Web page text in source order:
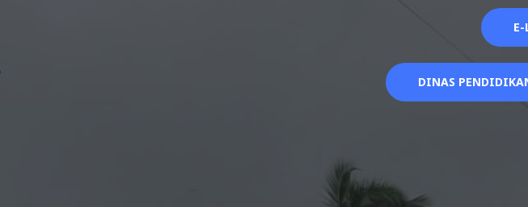
E-
DINAS